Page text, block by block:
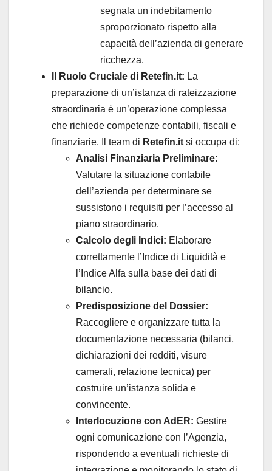
segnala un indebitamento
sproporzionato rispetto alla
capacità dell’azienda di generare
ricchezza.
Il Ruolo Cruciale di Retefin.it: La
preparazione di un’istanza di rateizzazione
straordinaria è un’operazione complessa
che richiede competenze contabili, fiscali e
finanziarie. Il team di Retefin.it si occupa di:
Analisi Finanziaria Preliminare:
Valutare la situazione contabile
dell’azienda per determinare se
sussistono i requisiti per l’accesso al
piano straordinario.
Calcolo degli Indici: Elaborare
correttamente l’Indice di Liquidità e
l’Indice Alfa sulla base dei dati di
bilancio.
Predisposizione del Dossier:
Raccogliere e organizzare tutta la
documentazione necessaria (bilanci,
dichiarazioni dei redditi, visure
camerali, relazione tecnica) per
costruire un’istanza solida e
convincente.
Interlocuzione con AdER: Gestire
ogni comunicazione con l’Agenzia,
rispondendo a eventuali richieste di